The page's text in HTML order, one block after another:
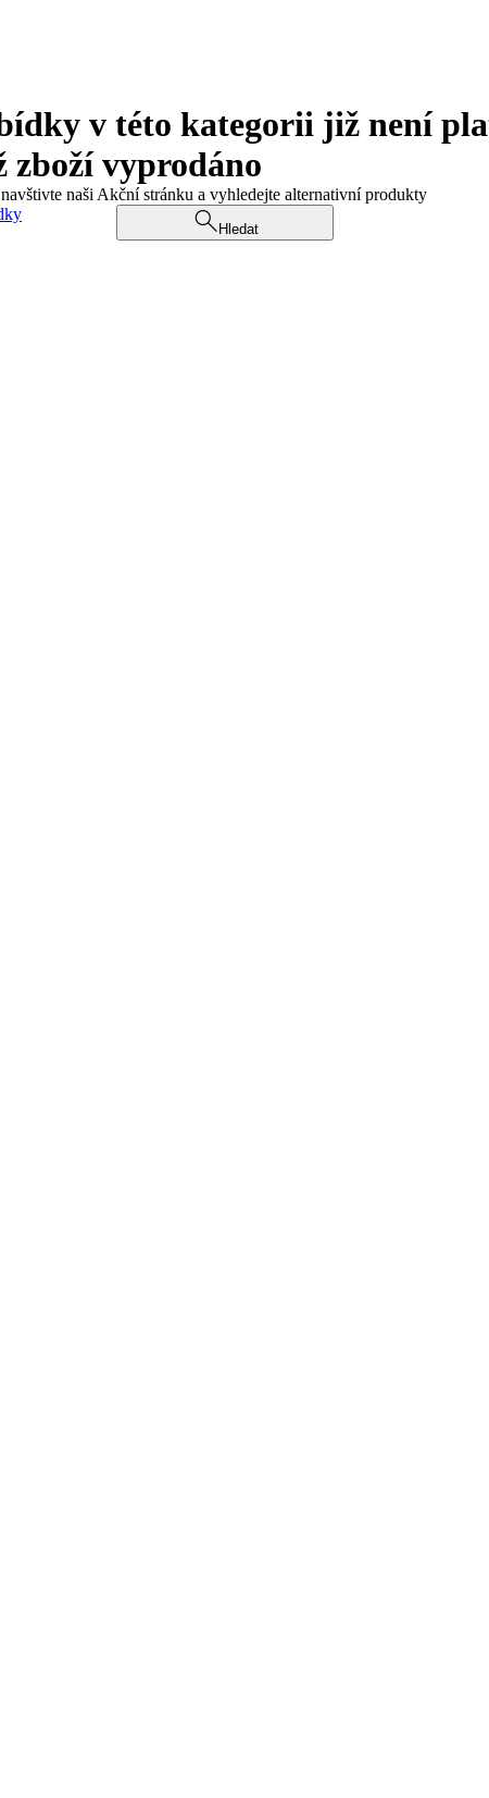
v této kategorii již není
zboží vyprodáno
naši Akční stránku a vyhledejte alternativní produkty
Hledat